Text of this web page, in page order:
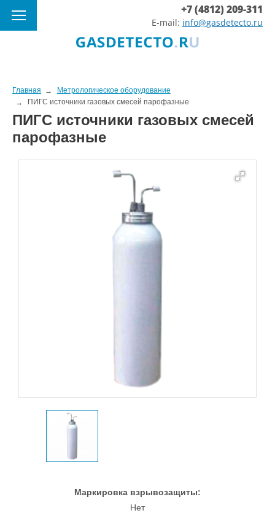
+7 (4812) 209-311
E-mail: info@gasdetecto.ru
Главная
Метрологическое оборудование
ПИГС источники газовых смесей парофазные
ПИГС источники газовых смесей
парофазные
Маркировка взрывозащиты:
Нет